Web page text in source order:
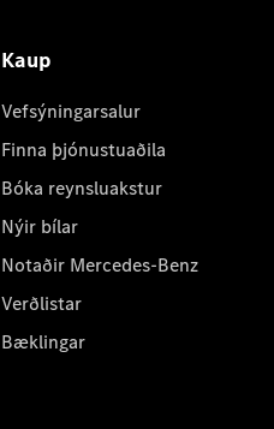
Kaup
Vefsýningarsalur
Finna þjónustuaðila
Bóka reynsluakstur
Nýir bílar
Notaðir Mercedes-Benz
Verðlistar
Bæklingar